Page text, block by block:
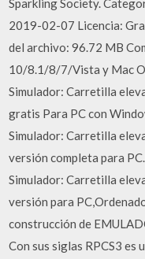
Sparkling Society.
2019-02-07 Licencia:
del archivo: 96.72 MB
10/8.1/8/7/Vista y Mac
Simulador: Carretilla
gratis Para PC con
Simulador: Carretilla
versión completa para
Simulador: Carretilla
versión para
construcción de
Con sus siglas RPCS3 es